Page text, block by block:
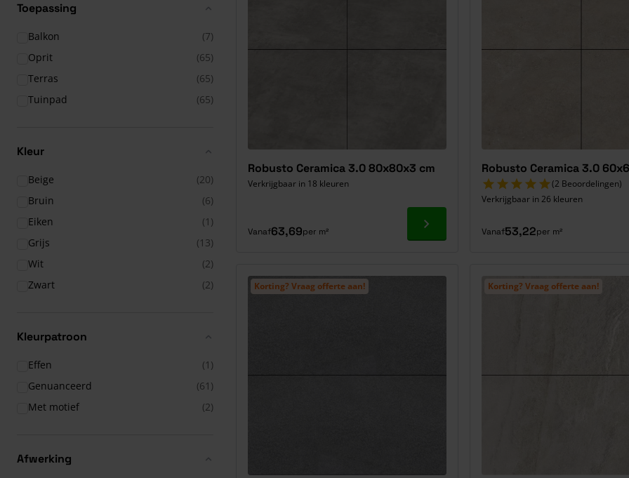
Toepassing
Balkon
(7)
Oprit
(65)
Terras
(65)
Tuinpad
(65)
Kleur
Beige
(20)
Bruin
(6)
Eiken
(1)
Grijs
(13)
Wit
(2)
Zwart
(2)
Kleurpatroon
Effen
(1)
Genuanceerd
(61)
Met motief
(2)
Afwerking
Robusto Ceramica 3.0 80x80x3 cm
Verkrijgbaar in 18 kleuren
Vanaf63,69per m² Ga naar product
Robusto Ceramica 3.0
(2 Beoordelingen)
Verkrijgbaar in 26 kleuren
Vanaf53,22per m²
Korting? Vraag offerte aan! Korting? Vraag offerte aan!